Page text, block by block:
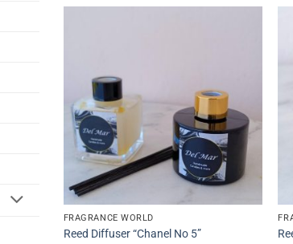
FRAGRANCE WORLD
Reed Diffuser “Chanel No 5”